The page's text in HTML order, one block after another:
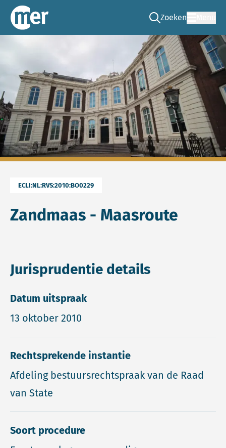
Commissie mer
Zoeken
Ga naar de zoek
ECLI:NL:RVS:2010:BO0229
Zandmaas - Maasroute
Jurisprudentie details
Datum uitspraak
13 oktober 2010
Rechtsprekende instantie
Afdeling bestuursrechtspraak van de Raad
van State
Soort procedure